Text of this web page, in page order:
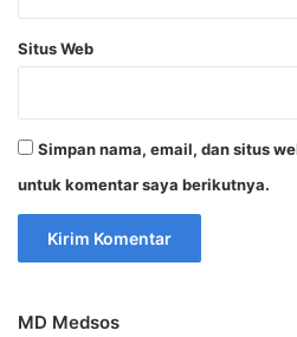
Situs Web
Simpan nama, email, dan situs
untuk komentar saya berikutnya.
MD Medsos